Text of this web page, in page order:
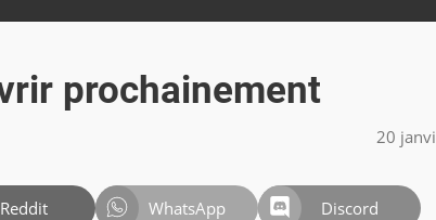
prochainement
20
Reddit WhatsApp Discord